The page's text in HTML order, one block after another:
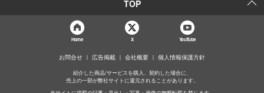
TOP
Home X YouTube
お問合せ 広告掲載 会社概要 個人情報保護方針
紹介した商品/サービスを購入、契約した場合に、
売上の一部が弊社サイトに還元されることがあります。